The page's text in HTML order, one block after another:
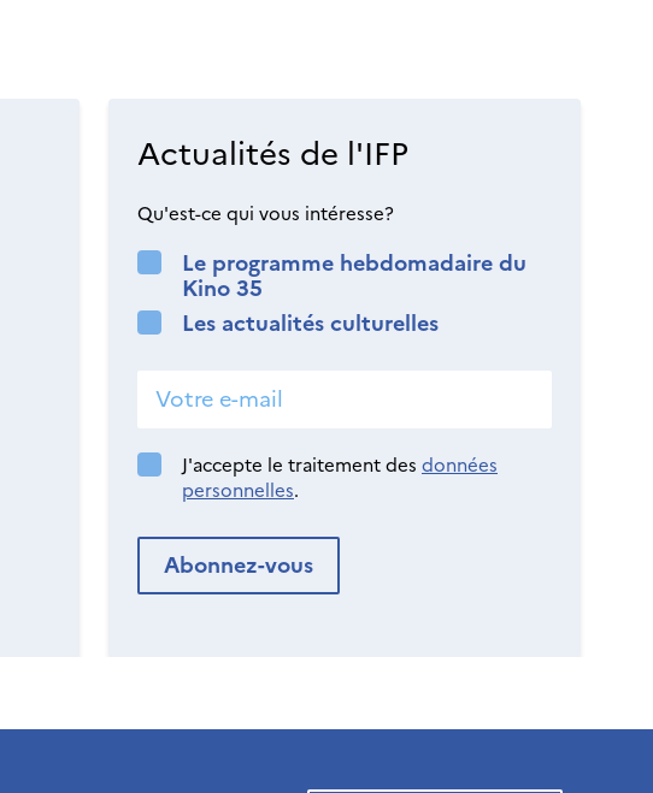
Actualités de l'IFP
Qu'est-ce qui vous intéresse?
Le programme hebdomadaire du
Kino 35
Les actualités culturelles
J'accepte le traitement des données
personnelles.